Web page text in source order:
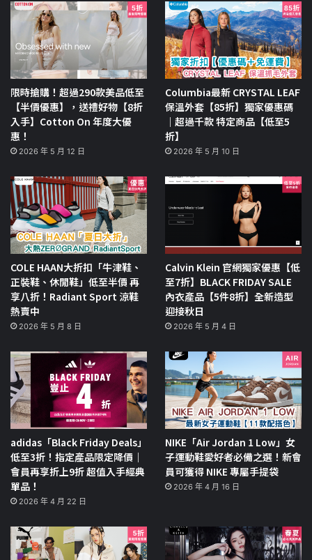
限時搶購！超過290款美品低至
【半價優惠】，送禮好物【8折
入手】Cotton On 年度大優
惠！
2026 年 5 月 12 日
Columbia最新 CRYSTAL LEAF
保溫外套【85折】獨家優惠碼
｜超過千款 特定商品【低至5
折】
2026 年 5 月 10 日
COLE HAAN大折扣「牛津鞋、
正裝鞋、休閒鞋」低至半價 再
享八折！Radiant Sport 涼鞋
熱賣中
2026 年 5 月 8 日
Calvin Klein 官網獨家優惠【低
至7折】BLACK FRIDAY SALE
內衣產品【5件8折】全新造型
迎接秋日
2026 年 5 月 4 日
adidas「Black Friday Deals」
低至3折！指定產品限定降價｜
會員再享折上9折 超值入手經典
單品！
2026 年 4 月 22 日
NIKE「Air Jordan 1 Low」女
子運動鞋愛好者必備之選！新會
員可獲得 NIKE 專屬手提袋
2026 年 4 月 16 日